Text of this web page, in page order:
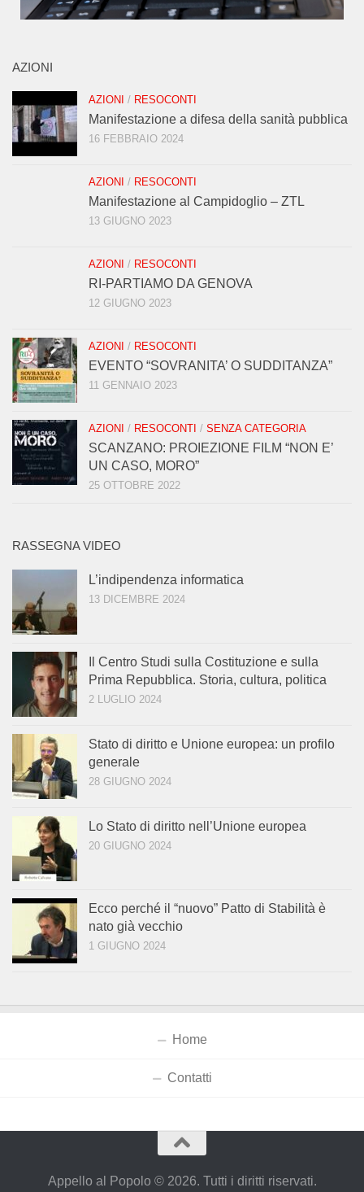
AZIONI
AZIONI / RESOCONTI
Manifestazione a difesa della sanità pubblica
16 FEBBRAIO 2024
AZIONI / RESOCONTI
Manifestazione al Campidoglio – ZTL
13 GIUGNO 2023
AZIONI / RESOCONTI
RI-PARTIAMO DA GENOVA
12 GIUGNO 2023
AZIONI / RESOCONTI
EVENTO “SOVRANITA’ O SUDDITANZA”
11 GENNAIO 2023
AZIONI / RESOCONTI / SENZA CATEGORIA
SCANZANO: PROIEZIONE FILM “NON E’
UN CASO, MORO”
25 OTTOBRE 2022
RASSEGNA VIDEO
L’indipendenza informatica
13 DICEMBRE 2024
Il Centro Studi sulla Costituzione e sulla
Prima Repubblica. Storia, cultura, politica
2 LUGLIO 2024
Stato di diritto e Unione europea: un profilo
generale
28 GIUGNO 2024
Lo Stato di diritto nell’Unione europea
20 GIUGNO 2024
Ecco perché il “nuovo” Patto di Stabilità è
nato già vecchio
1 GIUGNO 2024
Home
Contatti
Appello al Popolo © 2026. Tutti i diritti riservati.